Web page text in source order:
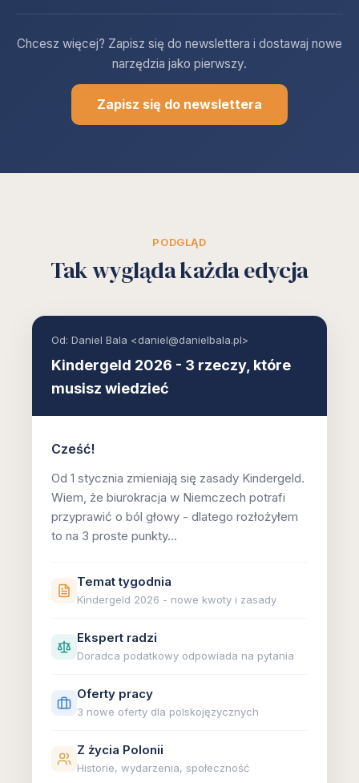
Chcesz więcej? Zapisz się do newslettera i dostawaj nowe
narzędzia jako pierwszy.
Zapisz się do newslettera
PODGLĄD
Tak wygląda każda edycja
Od: Daniel Bala <daniel@danielbala.pl>
Kindergeld 2026 - 3 rzeczy, które
musisz wiedzieć
Cześć!
Od 1 stycznia zmieniają się zasady Kindergeld.
Wiem, że biurokracja w Niemczech potrafi
przyprawić o ból głowy - dlatego rozłożyłem
to na 3 proste punkty...
Temat tygodnia
Kindergeld 2026 - nowe kwoty i zasady
Ekspert radzi
Doradca podatkowy odpowiada na pytania
Oferty pracy
3 nowe oferty dla polskojęzycznych
Z życia Polonii
Historie, wydarzenia, społeczność